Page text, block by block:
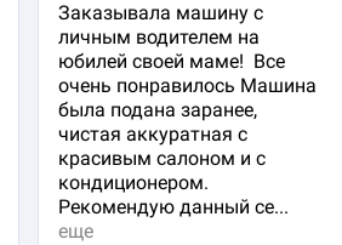
Заказывала машину с
личным водителем на
юбилей своей маме! Все
очень понравилось Машина
была подана заранее,
чистая аккуратная с
красивым салоном и с
кондиционером.
Рекомендую данный се...
еще